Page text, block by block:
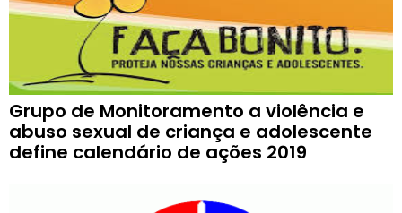
Grupo de Monitoramento a violência e
abuso sexual de criança e adolescente
define calendário de ações 2019